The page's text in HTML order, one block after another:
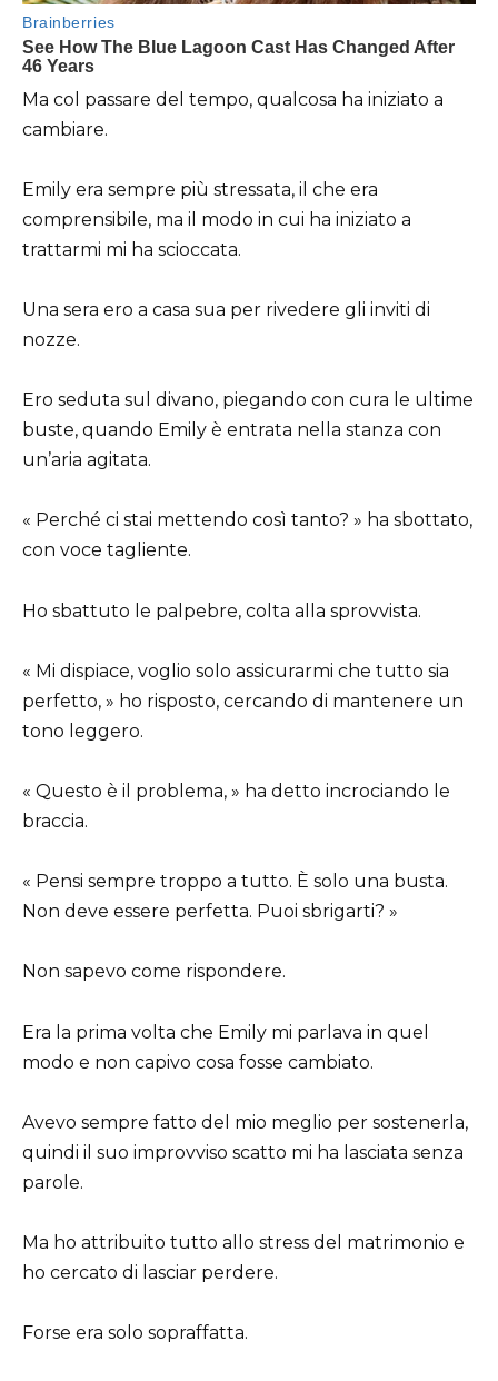
Ma col passare del tempo, qualcosa ha iniziato a
cambiare.
Emily era sempre più stressata, il che era
comprensibile, ma il modo in cui ha iniziato a
trattarmi mi ha scioccata.
Una sera ero a casa sua per rivedere gli inviti di
nozze.
Ero seduta sul divano, piegando con cura le ultime
buste, quando Emily è entrata nella stanza con
un’aria agitata.
« Perché ci stai mettendo così tanto? » ha sbottato,
con voce tagliente.
Ho sbattuto le palpebre, colta alla sprovvista.
« Mi dispiace, voglio solo assicurarmi che tutto sia
perfetto, » ho risposto, cercando di mantenere un
tono leggero.
« Questo è il problema, » ha detto incrociando le
braccia.
« Pensi sempre troppo a tutto. È solo una busta.
Non deve essere perfetta. Puoi sbrigarti? »
Non sapevo come rispondere.
Era la prima volta che Emily mi parlava in quel
modo e non capivo cosa fosse cambiato.
Avevo sempre fatto del mio meglio per sostenerla,
quindi il suo improvviso scatto mi ha lasciata senza
parole.
Ma ho attribuito tutto allo stress del matrimonio e
ho cercato di lasciar perdere.
Forse era solo sopraffatta.